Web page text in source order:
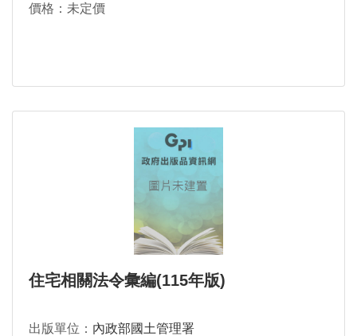
價格：未定價
住宅相關法令彙編(115年版)
出版單位： 內政部國土管理署